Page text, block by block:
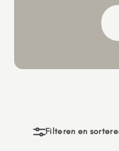
Filteren en